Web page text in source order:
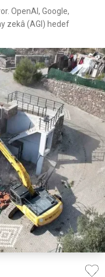
OpenAI, Google,
zekâ (AGI) hedef